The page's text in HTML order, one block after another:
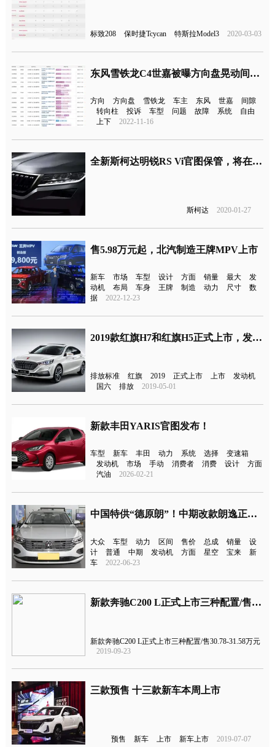
标致208 保时捷Tcycan 特斯拉Model3 2020-03-03
东风雪铁龙C4世嘉被曝方向盘晃动间隙大
方向 方向盘 雪铁龙 车主 东风 世嘉
间隙
转向柱
投诉 车型 问题 故障 系统
自由
上下
2022-11-16
全新斯柯达明锐RS Vi官图保管，将在第一季度正式亮相
斯柯达 2020-01-27
售5.98万元起，北汽制造王牌MPV上市
新车 市场 车型 设计 方面 销量 最大
发
动机
布局 车身 王牌 制造 动力 尺寸
数
据
2022-12-23
2019款红旗H7和红旗H5正式上市，发动机升级为国六排放标准
排放标准 红旗 2019 正式上市 上市
发动机
国六
排放 2019-05-01
新款丰田YARIS官图发布！
车型 新车 丰田 动力 系统 选择
变速箱
发动机
市场 手动 消费者 消费 设计
方面
汽油
2026-02-21
中国特供“德原朗”！中期改款朗逸正式上市
大众 车型 动力 区间 售价 总成 销量
设
计
普通 中期 发动机 方面 星空 宝来
新
车
2022-06-23
新款奔驰C200 L正式上市三种配置/售价30.78-31.58万元
新款奔驰C200 L正式上市三种配置/售30.78-31.58万元
2019-09-23
三款预售 十三款新车本周上市
预售 新车 上市 新车上市 2019-07-07